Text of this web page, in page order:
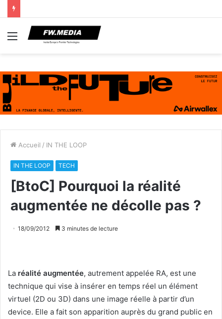
Menu
Accueil / IN THE LOOP
IN THE LOOP TECH
[BtoC] Pourquoi la réalité
augmentée ne décolle pas ?
18/09/2012 3 minutes de lecture
La réalité augmentée, autrement appelée RA, est une
technique qui vise à insérer en temps réel un élément
virtuel (2D ou 3D) dans une image réelle à partir d’un
device. Elle a fait son apparition auprès du grand public en